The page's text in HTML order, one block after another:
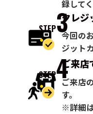
録して
STEP3クレジ
今回の
ジット
STEP4ご来店
ご来店
す。
※詳細